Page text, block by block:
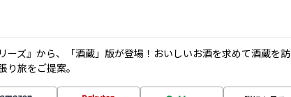
ーズ』から、「酒蔵」版が登場！おいしいお酒を求めて酒蔵を訪
り旅をご提案。